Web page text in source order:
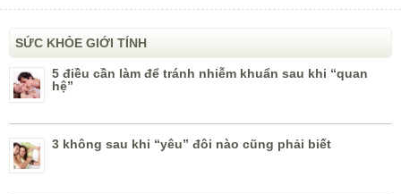
SỨC KHỎE GIỚI TÍNH
5 điều cần làm để tránh nhiễm khuẩn sau khi “quan
hệ”
3 không sau khi “yêu” đôi nào cũng phải biết